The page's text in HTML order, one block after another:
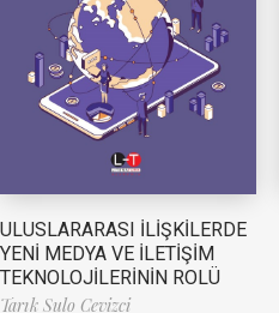
ULUSLARARASI İLİŞKİLERDE
YENİ MEDYA VE İLETİŞİM
TEKNOLOJİLERİNİN ROLÜ
Tarık Sulo Cevizci